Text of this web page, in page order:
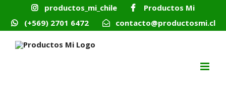
content
productos_mi_chile
Productos Mi
(+569) 2701 6472
contacto@productosmi.cl